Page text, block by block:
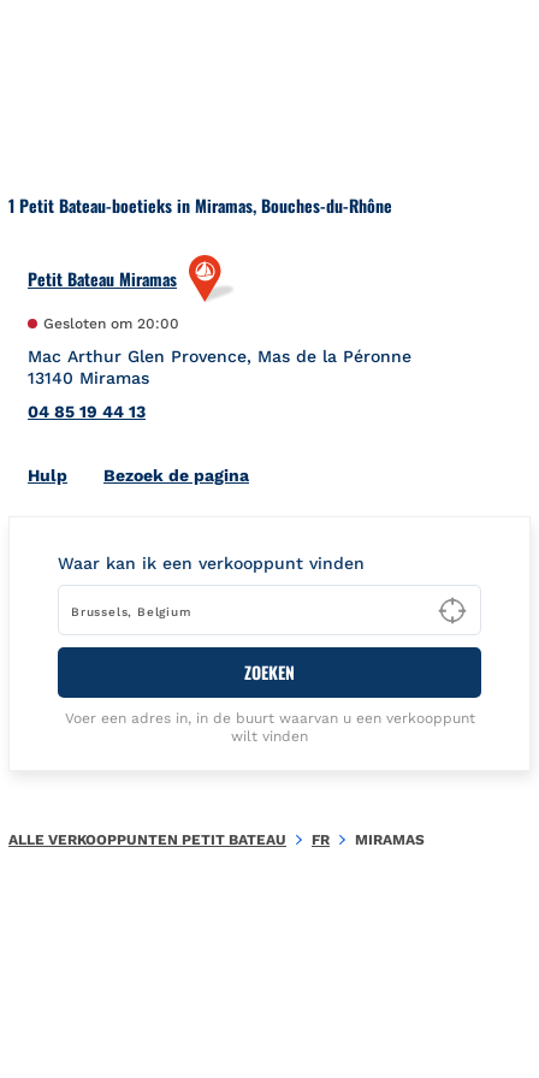
1 Petit Bateau-boetieks in Miramas, Bouches-du-Rhône
Petit Bateau Miramas
Gesloten om 20:00
Mac Arthur Glen Provence, Mas de la Péronne
13140 Miramas
04 85 19 44 13
HulpLink Opens in New Tab
Bezoek de pagina
Waar kan ik een verkooppunt vinden
Type
ZOEKEN
Voer een adres in, in de buurt waarvan u een verkooppunt
wilt vinden
ALLE VERKOOPPUNTEN PETIT BATEAU FR MIRAMAS